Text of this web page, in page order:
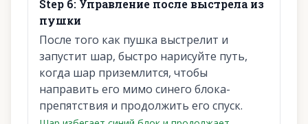
Step 6: Управление после выстрела из
пушки
После того как пушка выстрелит и
запустит шар, быстро нарисуйте путь,
когда шар приземлится, чтобы
направить его мимо синего блока-
препятствия и продолжить его спуск.